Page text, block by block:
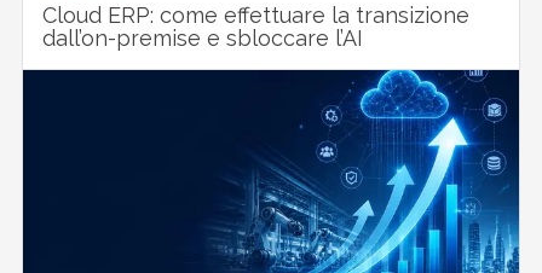
Cloud ERP: come effettuare la transizione
dall’on-premise e sbloccare l’AI